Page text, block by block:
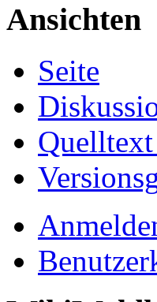
Ansichten
Seite
Quelltext